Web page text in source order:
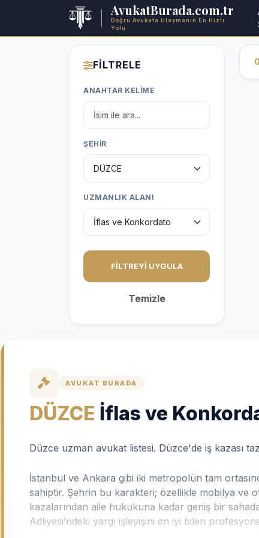
AvukatBurada.com.tr
Doğru Avukata Ulaşmanın En Hızlı
Yolu
FİLTRELE
ANAHTAR KELİME
ŞEHİR
UZMANLIK ALANI
FİLTREYİ UYGULA
Temizle
0
AVUKAT BURADA
DÜZCE İflas ve
Düzce uzman avukat listesi. Düzce'de iş kazası
İstanbul ve Ankara gibi iki metropolün tam
sahiptir. Şehrin bu karakteri; özellikle mobilya ve
kazalarından aile hukukuna kadar geniş bir
Adliyesi’ndeki yargı işleyişini en iyi bilen